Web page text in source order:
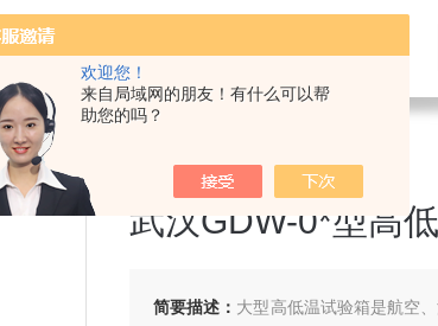
欢迎您！
来自局域网的朋友！有什么可以帮
助您的吗？
试验箱/鼓风干燥箱/振动试验机/耐臭氧老化试验箱
万通武汉GDW-0*型高低温试验箱
武汉GDW-0*型高
简要描述： 大型高低温试验箱是航空